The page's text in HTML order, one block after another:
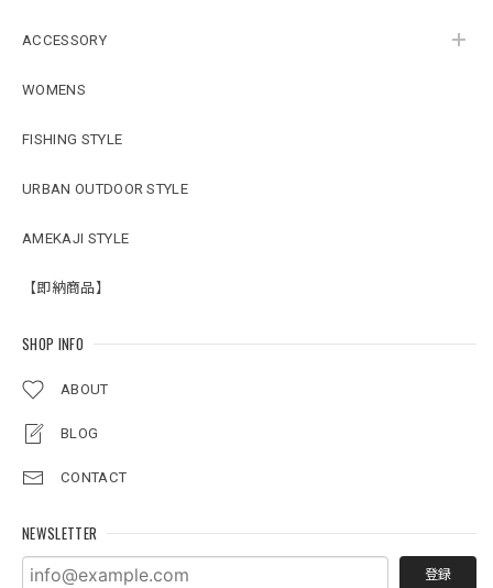
ACCESSORY
WOMENS
FISHING STYLE
URBAN OUTDOOR STYLE
AMEKAJI STYLE
【即納商品】
SHOP INFO
ABOUT
BLOG
CONTACT
NEWSLETTER
登録